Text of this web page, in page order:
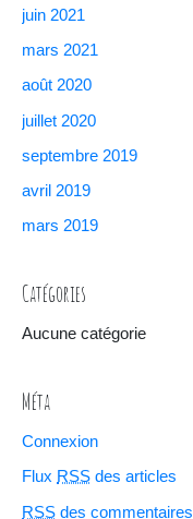
juin 2021
mars 2021
août 2020
juillet 2020
septembre 2019
avril 2019
mars 2019
Catégories
Aucune catégorie
Méta
Connexion
Flux RSS des articles
RSS des commentaires